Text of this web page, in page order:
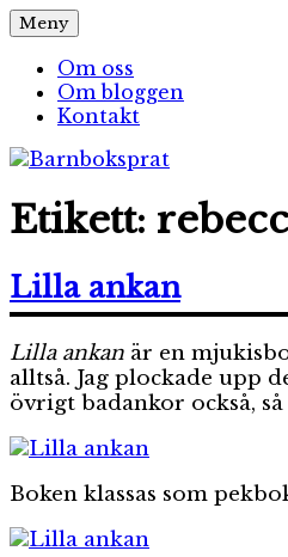
Hoppa
till
innehåll
Barnboksprat
– en blogg om barnböcker
Meny
Om oss
Om bloggen
Kontakt
Etikett:
Lilla ankan
Lilla ankan är en
alltså. Jag plockade upp
övrigt badankor också,
Boken klassas som